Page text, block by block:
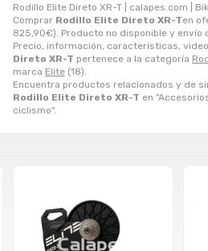
Rodillo Elite Direto XR-T | calapes.com |
Comprar Rodillo Elite Direto XR-Ten
825,90€). Producto no disponible y envío
Precio, información, características,
Direto XR-T pertenece a la categoría
marca Elite (18).
Encuentra productos relacionados y de
Rodillo Elite Direto XR-T en
ciclismo".